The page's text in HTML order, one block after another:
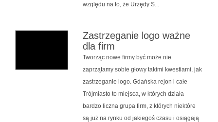
względu na to, że Urzędy S...
Zastrzeganie logo ważne
dla firm
Tworząc nowe firmy być może nie
zaprzątamy sobie głowy takimi kwestiami, jak
zastrzeganie logo. Gdańska rejon i całe
Trójmiasto to miejsca, w których działa
bardzo liczna grupa firm, z których niektóre
są już na rynku od jakiegoś czasu i osiągają